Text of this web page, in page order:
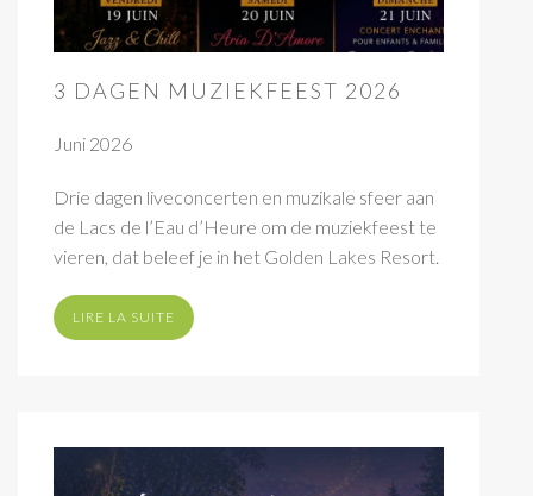
3 DAGEN MUZIEKFEEST 2026
Juni 2026
Drie dagen liveconcerten en muzikale sfeer aan
de Lacs de l’Eau d’Heure om de muziekfeest te
vieren, dat beleef je in het Golden Lakes Resort.
LIRE LA SUITE